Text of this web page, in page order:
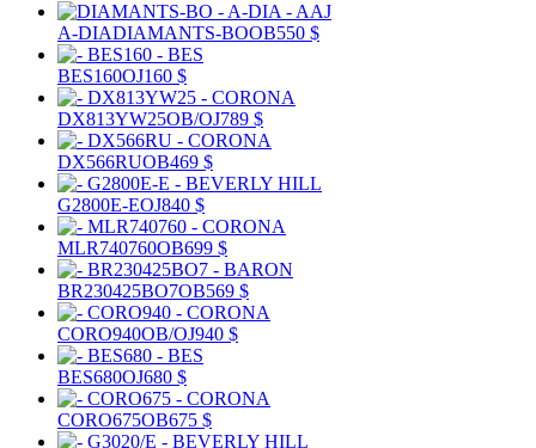
A-DIADIAMANTS-BOOB550 $
BES160OJ160 $
DX813YW25OB/OJ789 $
DX566RUOB469 $
G2800E-EOJ840 $
MLR740760OB699 $
BR230425BO7OB569 $
CORO940OB/OJ940 $
BES680OJ680 $
CORO675OB675 $